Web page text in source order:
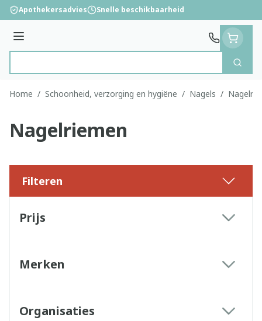
Ga naar de inhoud
Apothekersadvies Snelle beschikbaarheid
Menu
Zoek
Home / Schoonheid, verzorging en hygiëne / Nagels /
Nagelriemen
Filteren
Prijs
Merken
Organisaties